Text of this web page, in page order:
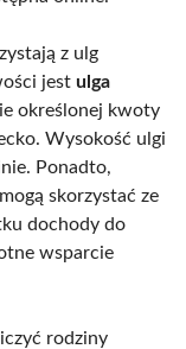
z ulg
jest ulga
określonej kwoty
Wysokość ulgi
Ponadto,
skorzystać ze
dochody do
wsparcie
rodziny